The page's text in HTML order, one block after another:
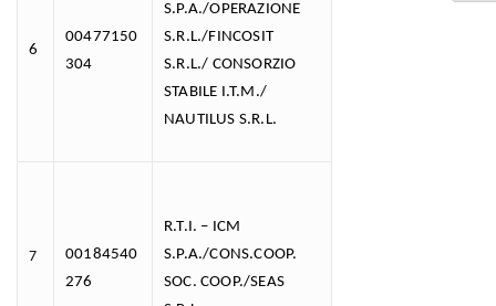
6
00477150
304
S.P.A./OPERAZIONE
S.R.L./FINCOSIT
S.R.L./ CONSORZIO
STABILE I.T.M./
NAUTILUS S.R.L.
7
00184540
276
R.T.I. – ICM
S.P.A./CONS.COOP.
SOC. COOP./SEAS